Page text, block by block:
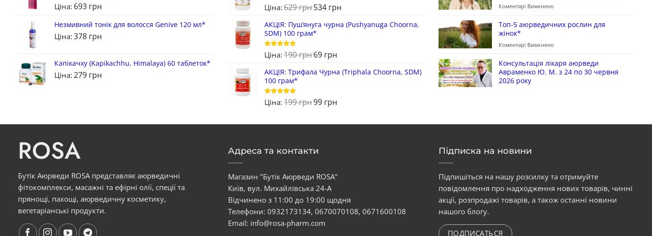
Ціна: 693 грн
Незмивний тонік для волосся Genive 120 мл*
Ціна: 378 грн
Капікачху (Kapikachhu, Himalaya) 60 таблеток*
Ціна: 279 грн
Ціна: 629грн534 грн
АКЦІЯ: Пуш’януга чурна (Pushyanuga Choorna,
SDM) 100 грам*
Оцінено в
5з 5
Ціна: 190грн69 грн
АКЦІЯ: Трифала Чурна (Triphala Choorna, SDM)
100 грам*
Оцінено в
5з 5
Ціна: 199грн99 грн
Коментарі Вимкнено
Топ-5 аюрведичних рослин для
жінок*
Коментарі Вимкнено
Консультація лікаря аюрведи
Авраменко Ю. М. з 24 по 30 червня
2026 року
ROSA
Бутік Аюрведи ROSA представляє аюрведичні
фітокомплекси, масажні та ефірні олії, спеції та
прянощі, пахощі, аюрведичну косметику,
вегетаріанські продукти.
Адреса та контакти
Магазин "Бутік Аюрведи ROSA"
Київ, вул. Михайлівська 24-А
Відчинено з 11:00 до 19:00 щодня
Телефони:0932173134,0670070108,0671600108
Email: info@rosa-pharm.com
Підписка на новини
Підпишіться на нашу розсилку та отримуйте
повідомлення про надходження нових товарів, чинні
акції, розпродажі товарів, а також останні новини
нашого блогу.
ПОДПИСАТЬСЯ